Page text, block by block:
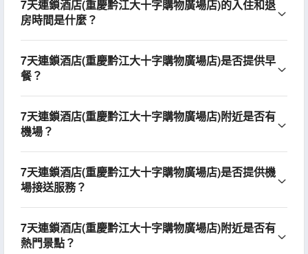
7天連鎖酒店(重慶黔江大十字購物廣場店)的入住和退
房時間是什麼？
7天連鎖酒店(重慶黔江大十字購物廣場店)是否提供早
餐？
7天連鎖酒店(重慶黔江大十字購物廣場店)附近是否有
機場？
7天連鎖酒店(重慶黔江大十字購物廣場店)是否提供機
場接送服務？
7天連鎖酒店(重慶黔江大十字購物廣場店)附近是否有
熱門景點？